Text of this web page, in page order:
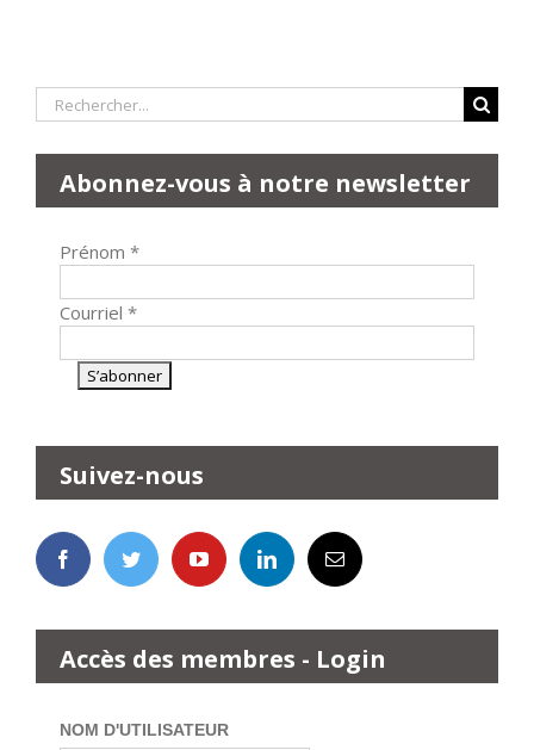
Rechercher:
Abonnez-vous à notre newsletter
Prénom *
Courriel *
Suivez-nous
Accès des membres - Login
NOM D'UTILISATEUR